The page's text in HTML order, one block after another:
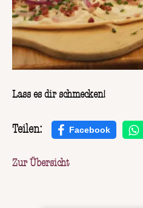
Lass es dir schmecken!
Teilen: Facebook
Zur Übersicht